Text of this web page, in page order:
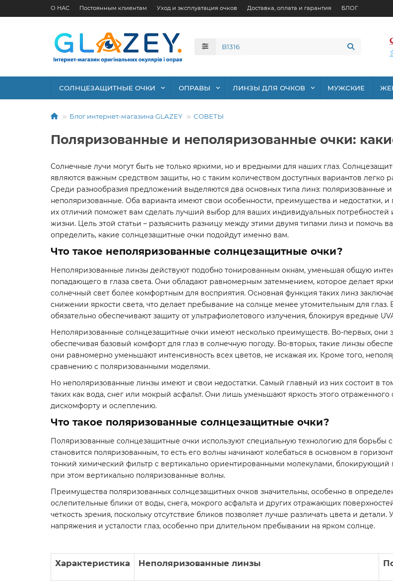
О НАС Постоянным клиентам Уход и эксплуатация очков Доставка, оплата и гарантия БЛОГ
СОЛНЦЕЗАЩИТНЫЕ ОЧКИ ОПРАВЫ ЛИНЗЫ ДЛЯ ОЧКОВ МУЖСКИЕ
Блог интернет-магазина GLAZEY СОВЕТЫ
Поляризованные и неполяризованные очки:
Солнечные лучи могут быть не только яркими, но и вредными для наших глаз.
являются важным средством защиты, но с таким количеством доступных вариантов легко
Среди разнообразия предложений выделяются два основных типа линз: поляризованные и
неполяризованные. Оба варианта имеют свои особенности, преимущества и недостатки,
их отличий поможет вам сделать лучший выбор для ваших индивидуальных потребностей
жизни. Цель этой статьи – разъяснить разницу между этими двумя типами линз и помочь
определить, какие солнцезащитные очки подойдут именно вам.
Что такое неполяризованные солнцезащитные очки?
Неполяризованные линзы действуют подобно тонированным окнам, уменьшая общую
попадающего в глаза света. Они обладают равномерным затемнением, которое делает
солнечный свет более комфортным для восприятия. Основная функция таких линз
снижении яркости света, что делает пребывание на солнце менее утомительным для
обязательно обеспечивают защиту от ультрафиолетового излучения, блокируя вредные
Неполяризованные солнцезащитные очки имеют несколько преимуществ. Во-первых, они
обеспечивая базовый комфорт для глаз в солнечную погоду. Во-вторых, такие линзы
они равномерно уменьшают интенсивность всех цветов, не искажая их. Кроме того,
сравнению с поляризованными моделями.
Но неполяризованные линзы имеют и свои недостатки. Самый главный из них состоит в
таких как вода, снег или мокрый асфальт. Они лишь уменьшают яркость этого отраженного
дискомфорту и ослеплению.
Что такое поляризованные солнцезащитные очки?
Поляризованные солнцезащитные очки используют специальную технологию для борьбы
становится поляризованным, то есть его волны начинают колебаться в основном в
тонкий химический фильтр с вертикально ориентированными молекулами, блокирующий
при этом вертикально поляризованные волны.
Преимущества поляризованных солнцезащитных очков значительны, особенно в
ослепительные блики от воды, снега, мокрого асфальта и других отражающих
четкость зрения, поскольку отсутствие бликов позволяет лучше различать цвета и
напряжения и усталости глаз, особенно при длительном пребывании на ярком солнце.
Характеристика Неполяризованные линзы